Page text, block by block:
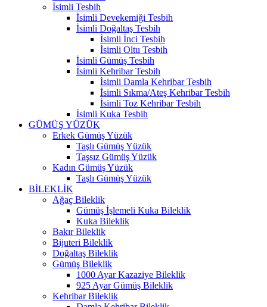
İsimli Tesbih
İsimli Devekemiği Tesbih
İsimli Doğaltaş Tesbih
İsimli İnci Tesbih
İsimli Oltu Tesbih
İsimli Gümüş Tesbih
İsimli Kehribar Tesbih
İsimli Damla Kehribar Tesbih
İsimli Sıkma/Ateş Kehribar Tesbih
İsimli Toz Kehribar Tesbih
İsimli Kuka Tesbih
GÜMÜŞ YÜZÜK
Erkek Gümüş Yüzük
Taşlı Gümüş Yüzük
Taşsız Gümüş Yüzük
Kadın Gümüş Yüzük
Taşlı Gümüş Yüzük
BİLEKLİK
Ağaç Bileklik
Gümüş İşlemeli Kuka Bileklik
Kuka Bileklik
Bakır Bileklik
Bijuteri Bileklik
Doğaltaş Bileklik
Gümüş Bileklik
1000 Ayar Kazaziye Bileklik
925 Ayar Gümüş Bileklik
Kehribar Bileklik